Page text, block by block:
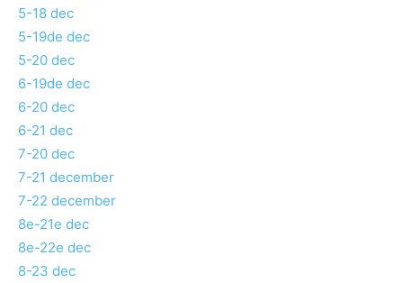
5-18 dec
5-19de dec
5-20 dec
6-19de dec
6-20 dec
6-21 dec
7-20 dec
7-21 december
7-22 december
8e-21e dec
8e-22e dec
8-23 dec